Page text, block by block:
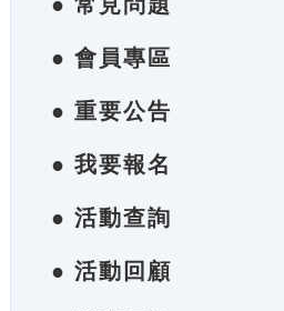
● 會員專區
● 重要公告
● 我要報名
● 活動查詢
● 活動回顧